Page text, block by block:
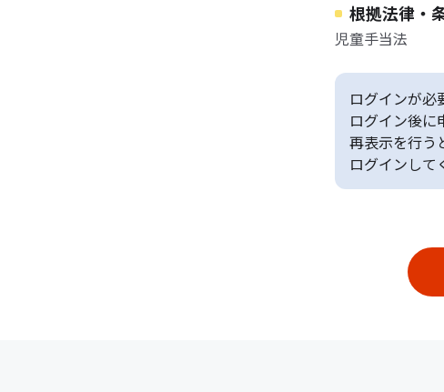
根拠法律・
児童手当法
ログインが必
ログイン後に
再表示を行う
ログインして